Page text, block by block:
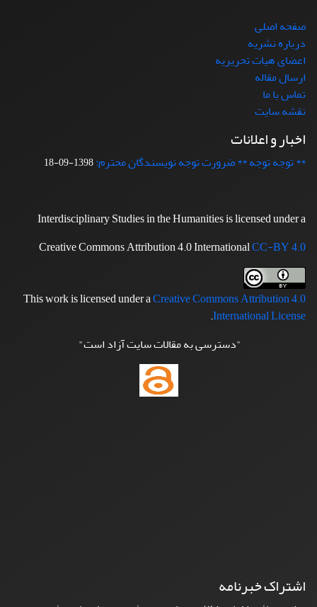
صفحه اصلی
درباره نشریه
اعضای هیات تحریریه
ارسال مقاله
تماس با ما
نقشه سایت
اخبار و اعلانات
** توجه توجه ** ضرورت توجه نویسندگان محترم:1398-09-18
Interdisciplinary Studies in the Humanities is licensed under a
Creative Commons Attribution 4.0 InternationalCC-BY 4.0
This work is licensed under aCreative Commons Attribution 4.0
International License
.
"دسترسی به مقالات سایت آزاد است"
اشتراک خبرنامه